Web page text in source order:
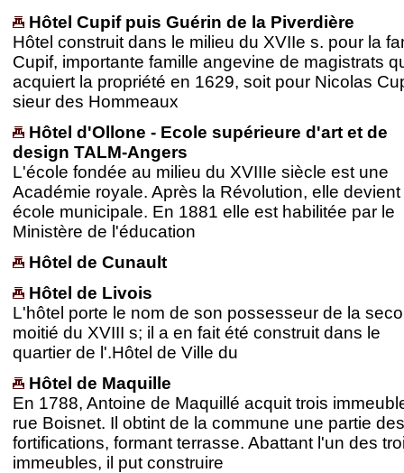
Hôtel Cupif puis Guérin de la Piverdière
Hôtel construit dans le milieu du XVIIe s. pour la
Cupif, importante famille angevine de magistrats
acquiert la propriété en 1629, soit pour Nicolas
sieur des Hommeaux
Hôtel d'Ollone - Ecole supérieure d'art et de
design TALM-Angers
L'école fondée au milieu du XVIIIe siècle est une
Académie royale. Après la Révolution, elle devient
école municipale. En 1881 elle est habilitée par le
Ministère de l'éducation
Hôtel de Cunault
Hôtel de Livois
L'hôtel porte le nom de son possesseur de la
moitié du XVIII s; il a en fait été construit dans le
quartier de l'.Hôtel de Ville du
Hôtel de Maquille
En 1788, Antoine de Maquillé acquit trois
rue Boisnet. Il obtint de la commune une partie des
fortifications, formant terrasse. Abattant l'un des
immeubles, il put construire